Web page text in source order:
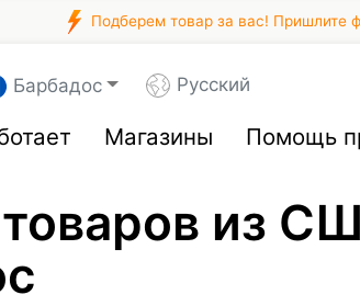
Подберем товар за вас! Пришлите
Барбадос Русский
Магазины Помощь
из